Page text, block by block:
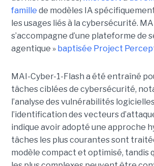
famille de modèles IA
les usages liés à la cybersécurité.
s’accompagne d’une plateforme de
agentique » baptisée Project
MAI-Cyber-1-Flash a été entraîné
tâches ciblées de cybersécurité,
l’analyse des vulnérabilités
l’identification des vecteurs
indique avoir adopté une approche
tâches les plus courantes sont
modèle compact et optimisé, tandis